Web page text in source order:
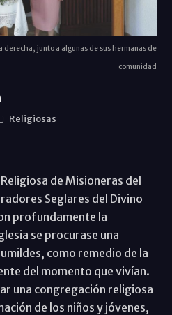
derecha, junto a algunas de sus hermanas de
comunidad
Religiosas
de Misioneras del
Seglares del Divino
profundamente la
se procurase una
como remedio de la
del momento que vivían.
una congregación religiosa
de los niños y jóvenes,